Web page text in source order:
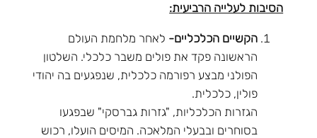
הסיבות לעלייה הרביעית:
הקשיים הכלכליים- לאחר מלחמת העולם
הראשונה פקד את פולים משבר כלכלי. השלטון
הפולני מבצע רפורמה כלכלית, שנפגעים בה יהודי
פולין, כלכלית.
הגזרות הכלכליות, "גזרות גברסקי" שבפגעו
בסוחרים ובבעלי המלאכה. המיסים הועלו, רכוש